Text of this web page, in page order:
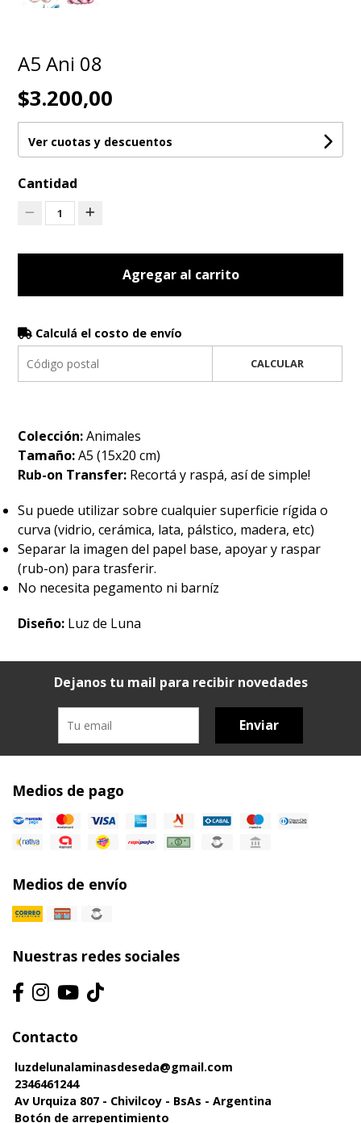
A5 Ani 08
$3.200,00
Ver cuotas y descuentos
Cantidad
1
Agregar al carrito
Calculá el costo de envío
CALCULAR
Colección:Animales
Tamaño:A5 (15x20 cm)
Rub-on Transfer: Recortá y raspá, así de simple!
Su puede utilizar sobre cualquier superficie rígida o
curva (vidrio, cerámica, lata, pálstico, madera, etc)
Separar la imagen del papel base, apoyar y raspar
(rub-on) para trasferir.
No necesita pegamento ni barníz
Diseño: Luz de Luna
Dejanos tu mail para recibir novedades
Enviar
Medios de pago
Medios de envío
Nuestras redes sociales
Contacto
luzdelunalaminasdeseda@gmail.com
2346461244
Av Urquiza 807 - Chivilcoy - BsAs - Argentina
Botón de arrepentimiento